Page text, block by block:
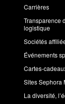
Carrières
Transparence
logistique
Sociétés
Événements
Cartes-
Sites Sephora
La diversité,